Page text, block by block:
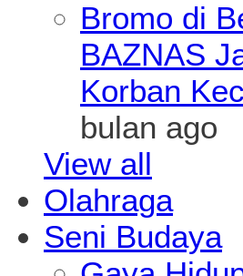
BAZNAS
Korban
bulan ago
View all
Olahraga
Seni Budaya